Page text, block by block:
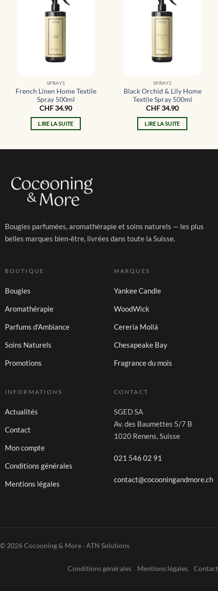
SPRAYS
French Linen Home Textile
Spray 500ml
CHF34.90
LIRE LA SUITE
SPRAYS
Black Orchid & Lily Home
Textile Spray 500ml
CHF34.90
LIRE LA SUITE
Bougies parfumées, aromathérapie et soins naturels — les plus
belles marques bien-être, livrées dans toute la Suisse.
BOUTIQUE
Bougies
Aromathérapie
Parfums d'Ambiance
Soins Naturels
Promotions
MARQUES
Yankee Candle
WoodWick
Cereria Mollá
Chesapeake Bay
Fragrance du mois
INFORMATIONS
Actualités
Contact
Mon compte
Conditions générales
Mentions légales
CONTACT
SGED SA
Av. des Baumettes 5/7 B
1020 Renens, Suisse
021 546 02 91
contact@cocooningandmore.ch
© 2026 Cocooning & More · ATN Solutions
Conditions générales Mentions légales Contact